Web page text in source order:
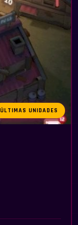
ÚLTIMAS UNIDADES